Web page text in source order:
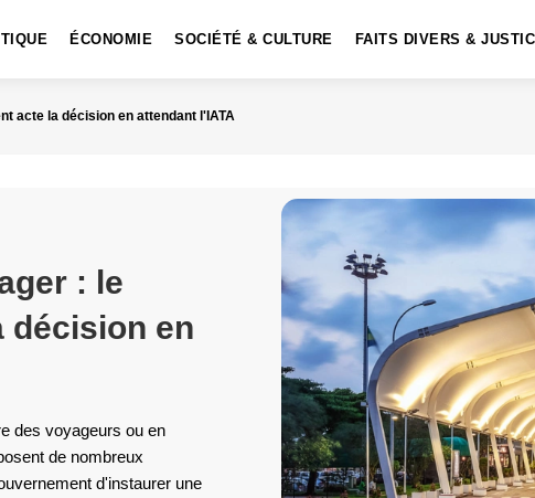
ÉCONOMIE SOCIÉTÉ & CULTURE FAITS DIVERS &
acte la décision en attendant l'IATA
: le
décision en
des voyageurs ou en
de nombreux
d'instaurer une